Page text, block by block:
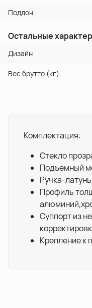
Поддон
Остальные
Дизайн
Вес брутто (кг)
Комплектация:
Стекло
Подъемный
Ручка-латунь
Профиль
Суппорт из
Крепление к